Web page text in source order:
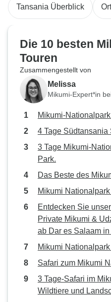
Tansania Überblick
Die 10 besten
Touren
Zusammengestellt von
Melissa
Mikumi-Expert*in
Mikumi-
4 Tage Südtansania
3 Tage Mikumi-
Park.
Das Beste des
Mikumi
Entdecken Sie
Private Mikumi &
ab Dar es Salaam in
Mikumi
Safari zum Mikumi
3 Tage-Safari im
Wildtiere und